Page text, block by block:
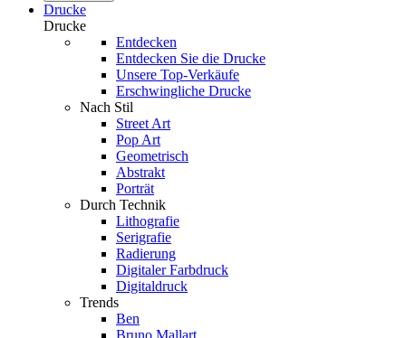
Drucke
Drucke
Entdecken
Entdecken Sie die Drucke
Unsere Top-Verkäufe
Erschwingliche Drucke
Nach Stil
Street Art
Pop Art
Geometrisch
Abstrakt
Porträt
Durch Technik
Lithografie
Serigrafie
Radierung
Digitaler Farbdruck
Digitaldruck
Trends
Ben
Bruno Mallart